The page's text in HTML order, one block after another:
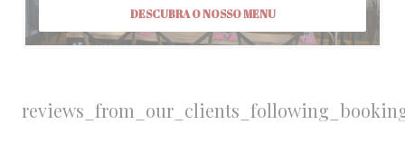
DESCUBRA O NOSSO MENU